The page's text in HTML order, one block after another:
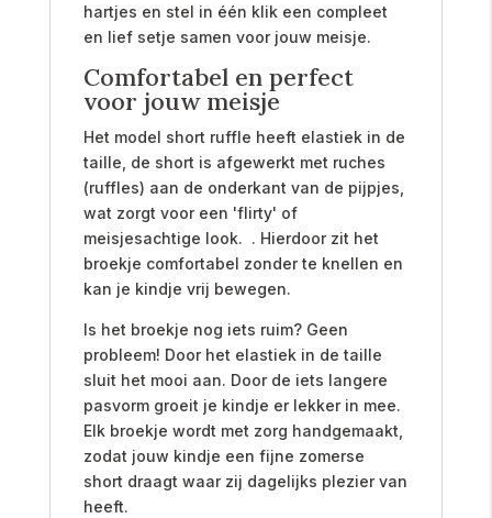
hartjes en stel in één klik een compleet
en lief setje samen voor jouw meisje.
Comfortabel en perfect
voor jouw meisje
Het model short ruffle heeft elastiek in de
taille, de short is afgewerkt met ruches
(ruffles) aan de onderkant van de pijpjes,
wat zorgt voor een 'flirty' of
meisjesachtige look. . Hierdoor zit het
broekje comfortabel zonder te knellen en
kan je kindje vrij bewegen.
Is het broekje nog iets ruim? Geen
probleem! Door het elastiek in de taille
sluit het mooi aan. Door de iets langere
pasvorm groeit je kindje er lekker in mee.
Elk broekje wordt met zorg handgemaakt,
zodat jouw kindje een fijne zomerse
short draagt waar zij dagelijks plezier van
heeft.